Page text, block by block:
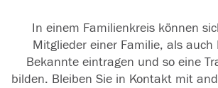
In einem Familienkreis können
Mitglieder einer Familie, als auch
Bekannte eintragen und so eine
bilden. Bleiben Sie in Kontakt mit